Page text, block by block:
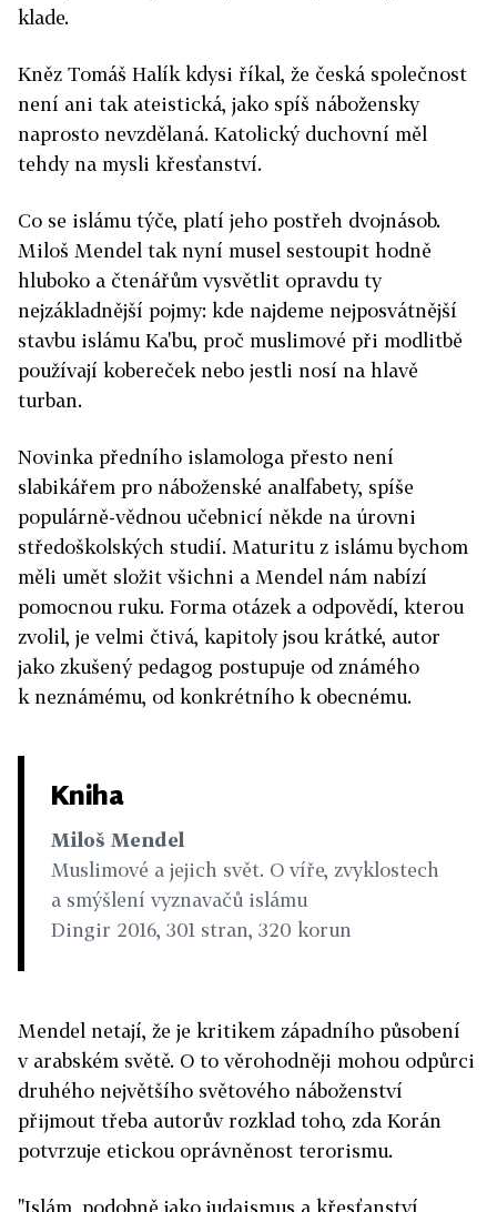
klade.
Kněz Tomáš Halík kdysi říkal, že česká společnost
není ani tak ateistická, jako spíš nábožensky
naprosto nevzdělaná. Katolický duchovní měl
tehdy na mysli křesťanství.
Co se islámu týče, platí jeho postřeh dvojnásob.
Miloš Mendel tak nyní musel sestoupit hodně
hluboko a čtenářům vysvětlit opravdu ty
nejzákladnější pojmy: kde najdeme nejposvátnější
stavbu islámu Ka'bu, proč muslimové při modlitbě
používají kobereček nebo jestli nosí na hlavě
turban.
Novinka předního islamologa přesto není
slabikářem pro náboženské analfabety, spíše
populárně-vědnou učebnicí někde na úrovni
středoškolských studií. Maturitu z islámu bychom
měli umět složit všichni a Mendel nám nabízí
pomocnou ruku. Forma otázek a odpovědí, kterou
zvolil, je velmi čtivá, kapitoly jsou krátké, autor
jako zkušený pedagog postupuje od známého
k neznámému, od konkrétního k obecnému.
Kniha
Miloš Mendel
Muslimové a jejich svět. O víře, zvyklostech
a smýšlení vyznavačů islámu
Dingir 2016, 301 stran, 320 korun
Mendel netají, že je kritikem západního působení
v arabském světě. O to věrohodněji mohou odpůrci
druhého největšího světového náboženství
přijmout třeba autorův rozklad toho, zda Korán
potvrzuje etickou oprávněnost terorismu.
"Islám, podobně jako judaismus a křesťanství,